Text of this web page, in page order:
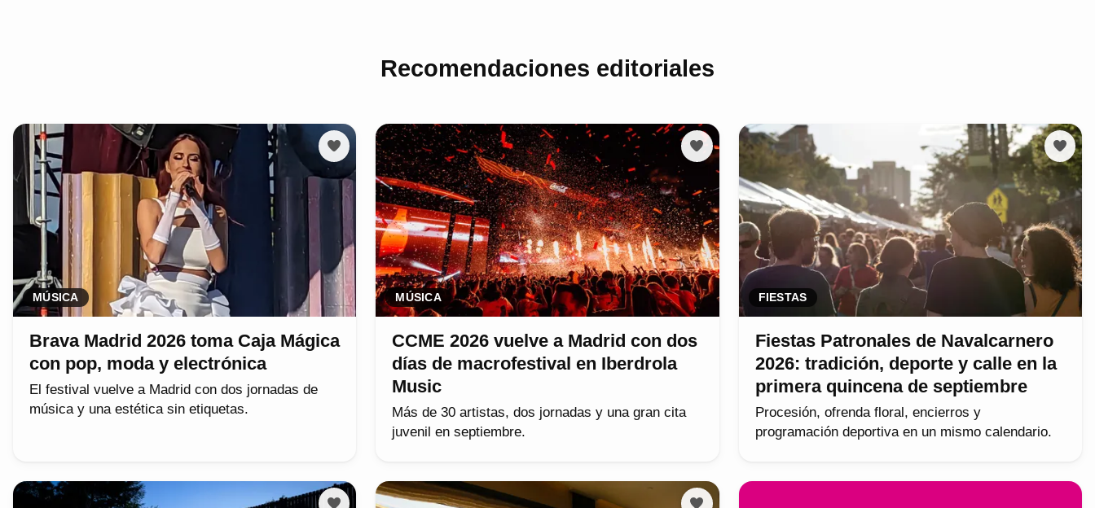
Recomendaciones editoriales
MÚSICA
Brava Madrid 2026 toma Caja Mágica
con pop, moda y electrónica
El festival vuelve a Madrid con dos jornadas de
música y una estética sin etiquetas.
MÚSICA
CCME 2026 vuelve a Madrid con dos
días de macrofestival en Iberdrola
Music
Más de 30 artistas, dos jornadas y una gran cita
juvenil en septiembre.
FIESTAS
Fiestas Patronales de Navalcarnero
2026: tradición, deporte y calle en la
primera quincena de septiembre
Procesión, ofrenda floral, encierros y
programación deportiva en un mismo calendario.